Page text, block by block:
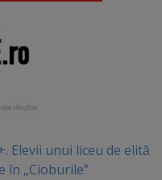
Elevii unui liceu de elită
în „Cioburile”